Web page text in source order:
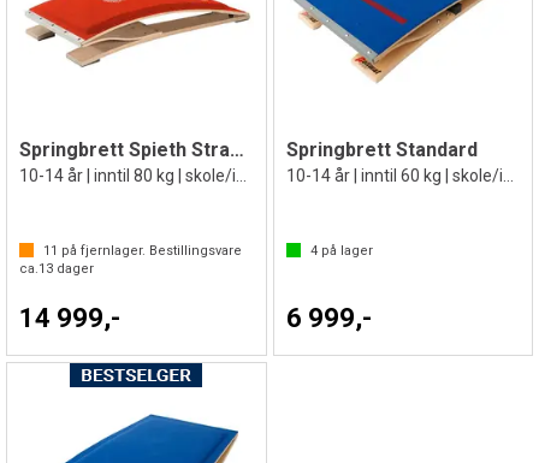
Springbrett Spieth Strassburg
10-14 år | inntil 80 kg | skole/idrett
11 på fjernlager. Bestillingsvare
ca.13 dager
14 999,-
Springbrett Standard
10-14 år | inntil 60 kg | skole/idrett
4på lager
6 999,-